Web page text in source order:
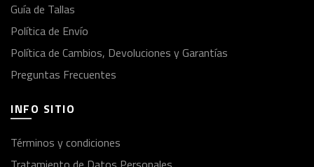
Guía de Tallas
Política de Envío
Política de Cambios, Devoluciones y Garantías
Preguntas Frecuentes
INFO SITIO
Términos y condiciones